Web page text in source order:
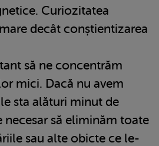
Curiozitatea
decât conștientizarea
să ne concentrăm
mici. Dacă nu avem
sta alături minut de
necesar să eliminăm toate
sau alte obicte ce le-